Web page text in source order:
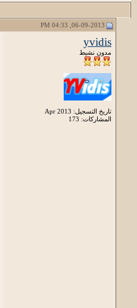
yvidis
مدون نشيط
تاريخ التسجيل: Apr 2013
المشاركات: 173